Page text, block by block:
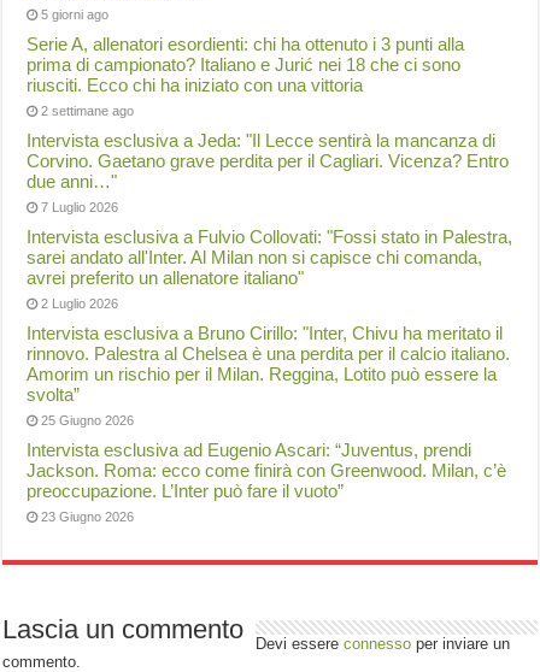
5 giorni ago
Serie A, allenatori esordienti: chi ha ottenuto i 3 punti alla
prima di campionato? Italiano e Jurić nei 18 che ci sono
riusciti. Ecco chi ha iniziato con una vittoria
2 settimane ago
Intervista esclusiva a Jeda: "Il Lecce sentirà la mancanza di
Corvino. Gaetano grave perdita per il Cagliari. Vicenza? Entro
due anni…"
7 Luglio 2026
Intervista esclusiva a Fulvio Collovati: "Fossi stato in Palestra,
sarei andato all'Inter. Al Milan non si capisce chi comanda,
avrei preferito un allenatore italiano"
2 Luglio 2026
Intervista esclusiva a Bruno Cirillo: "Inter, Chivu ha meritato il
rinnovo. Palestra al Chelsea è una perdita per il calcio italiano.
Amorim un rischio per il Milan. Reggina, Lotito può essere la
svolta”
25 Giugno 2026
Intervista esclusiva ad Eugenio Ascari: “Juventus, prendi
Jackson. Roma: ecco come finirà con Greenwood. Milan, c’è
preoccupazione. L’Inter può fare il vuoto”
23 Giugno 2026
Lascia un commento Devi essereconnesso per inviare un
commento.